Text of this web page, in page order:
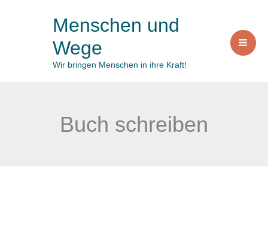
Menschen und
Wege
Wir bringen Menschen in ihre Kraft!
Buch schreiben